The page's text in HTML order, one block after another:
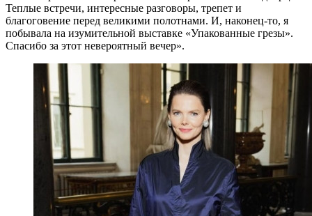
Теплые встречи, интересные разговоры, трепет и
благоговение перед великими полотнами. И, наконец-то, я
побывала на изумительной выставке «Упакованные грезы».
Спасибо за этот невероятный вечер».